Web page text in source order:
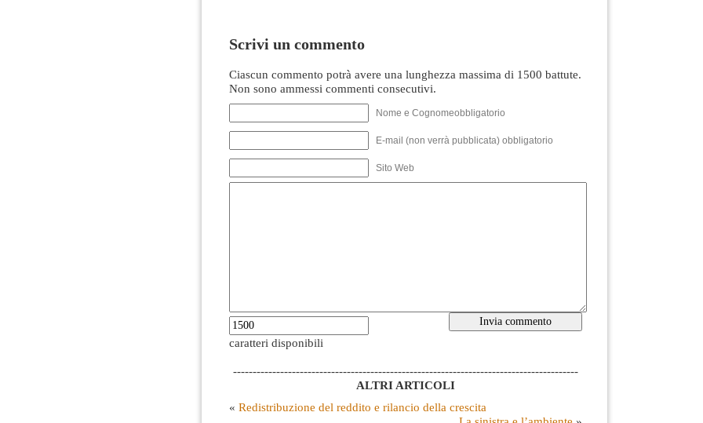
Scrivi un commento
Ciascun commento potrà avere una lunghezza massima di 1500 battute.
Non sono ammessi commenti consecutivi.
Nome e Cognomeobbligatorio
E-mail (non verrà pubblicata) obbligatorio
Sito Web
caratteri disponibili
----------------------------------------------------------------------------------------
ALTRI ARTICOLI
« Redistribuzione del reddito e rilancio della crescita